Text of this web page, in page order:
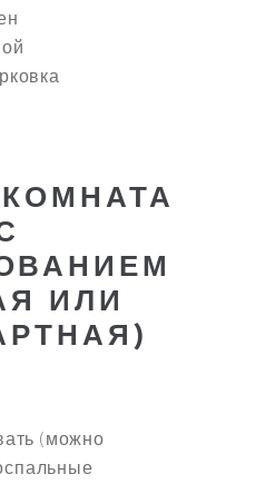
ИЛИ
(можно